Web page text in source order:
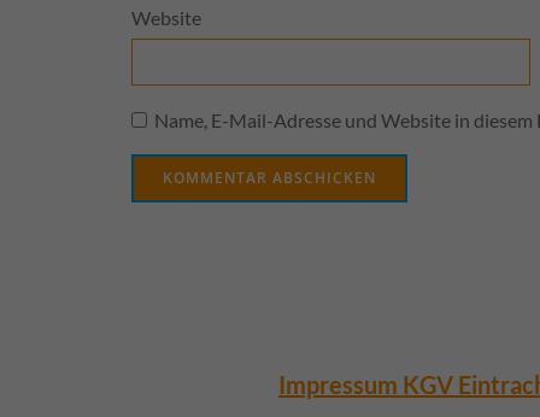
Website
Name, E-Mail-Adresse und Website in
Impressum KGV